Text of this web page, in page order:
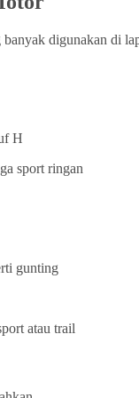
digunakan di
H
sport ringan
gunting
atau trail